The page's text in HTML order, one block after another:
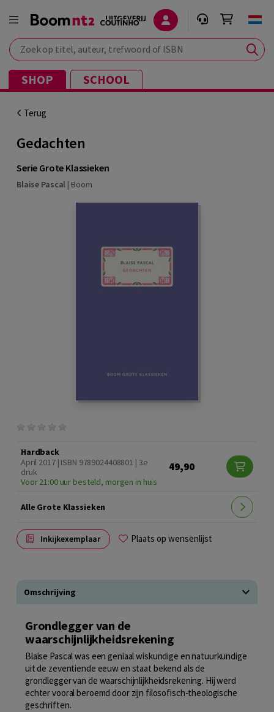
Zoek op titel, auteur, trefwoord of ISBN
SHOP SCHOOL
Terug
Gedachten
Serie Grote Klassieken
Blaise Pascal | Boom
Hardback
April 2017 | ISBN 9789024408801 | 3e
druk
Voor 21:00 uur besteld, morgen in huis
49,90
Alle Grote Klassieken
Inkijkexemplaar Plaats op wensenlijst
Omschrijving
Grondlegger van de
waarschijnlijkheidsrekening
Blaise Pascal was een geniaal wiskundige en natuurkundige
uit de zeventiende eeuw en staat bekend als de
grondlegger van de waarschijnlijkheidsrekening. Hij werd
echter vooral beroemd door zijn filosofisch-theologische
geschriften.